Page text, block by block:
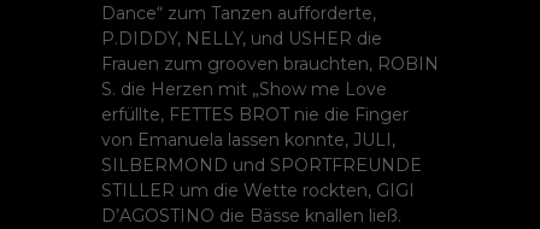
Dance“ zum Tanzen aufforderte,
P.DIDDY, NELLY, und USHER die
Frauen zum grooven brauchten, ROBIN
S. die Herzen mit „Show me Love
erfüllte, FETTES BROT nie die Finger
von Emanuela lassen konnte, JULI,
SILBERMOND und SPORTFREUNDE
STILLER um die Wette rockten, GIGI
D’AGOSTINO die Bässe knallen ließ.